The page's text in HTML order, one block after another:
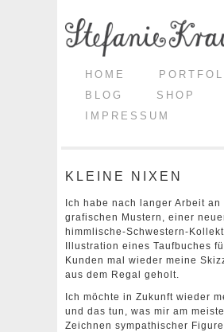
HOME
BLOG
SHOP
IMPRESSUM
KLEINE NIXEN
Ich habe nach langer Arbeit an
grafischen Mustern, einer
himmlische-Schwestern-
Illustration eines Taufbuches
Kunden mal wieder meine
aus dem Regal geholt.
Ich möchte in Zukunft wieder
und das tun, was mir am
Zeichnen sympathischer